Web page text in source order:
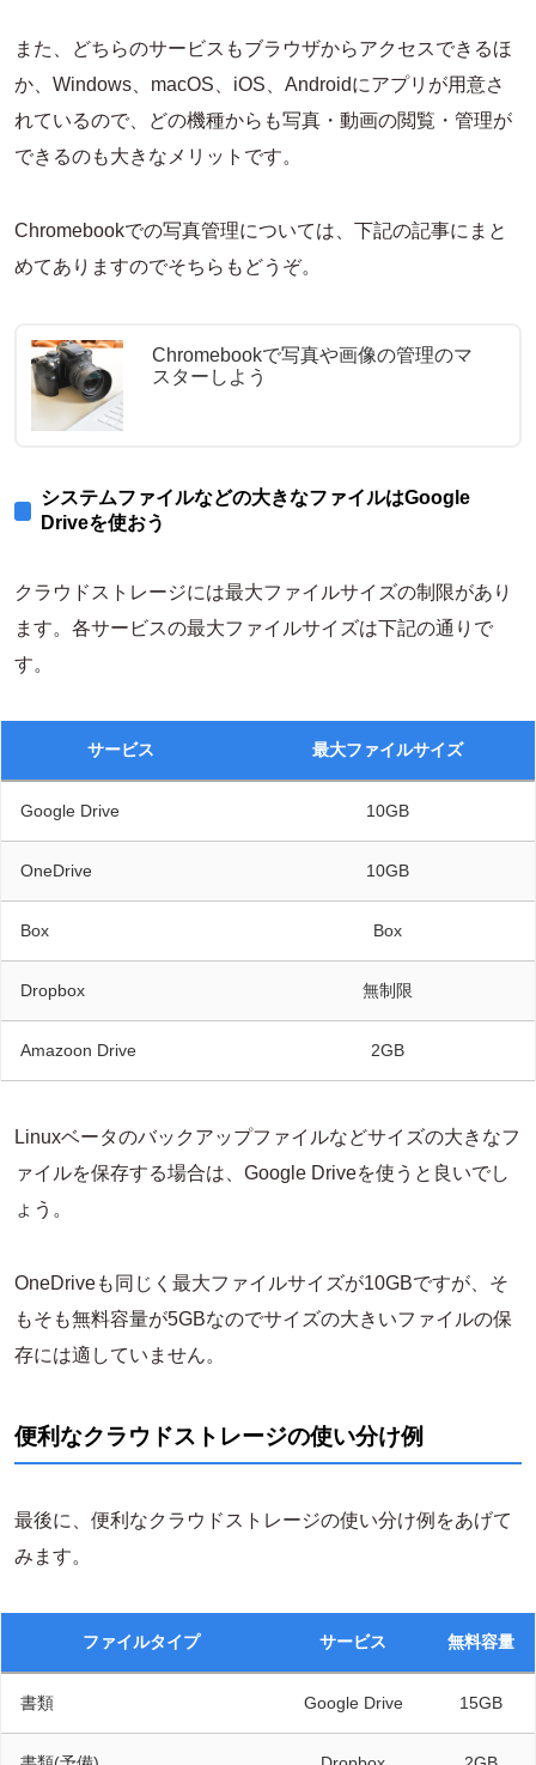
また、どちらのサービスもブラウザからアクセスできるほ
か、Windows、macOS、iOS、Androidにアプリが用意さ
れているので、どの機種からも写真・動画の閲覧・管理が
できるのも大きなメリットです。
Chromebookでの写真管理については、下記の記事にまと
めてありますのでそちらもどうぞ。
Chromebookで写真や画像の管理のマ
スターしよう
システムファイルなどの大きなファイルはGoogle
Driveを使おう
クラウドストレージには最大ファイルサイズの制限があり
ます。各サービスの最大ファイルサイズは下記の通りで
す。
サービス 最大ファイルサイズ
Google Drive 10GB
OneDrive 10GB
Box Box
Dropbox 無制限
Amazoon Drive 2GB
Linuxベータのバックアップファイルなどサイズの大きなフ
ァイルを保存する場合は、Google Driveを使うと良いでし
ょう。
OneDriveも同じく最大ファイルサイズが10GBですが、そ
もそも無料容量が5GBなのでサイズの大きいファイルの保
存には適していません。
便利なクラウドストレージの使い分け例
最後に、便利なクラウドストレージの使い分け例をあげて
みます。
ファイルタイプ サービス 無料容量
書類 Google Drive 15GB